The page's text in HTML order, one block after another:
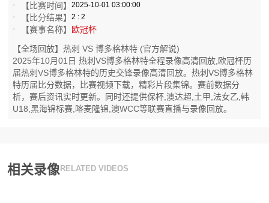
【比赛时间】2025-10-01 03:00:00
【比分结果】2 : 2
【赛事名称】 欧冠杯
【全场回放】热刺 VS 博多格林特 (官方解说)
2025年10月01日 热刺VS博多格林特全程录像高清回放,欧冠杯历
届热刺VS博多格林特的历史交锋录像高清回放。热刺VS博多格林
特历届比分数据，比赛视频下载，精彩片段集锦。赛前数据分
析，赛后资讯实时更新。同时还提供保杯,澳达超,土甲,法女乙,韩
U18,黑海锦标赛,喀麦隆锦,澳WCC等联赛直播与录像回放。
相关录像 RELATED VIDEOS